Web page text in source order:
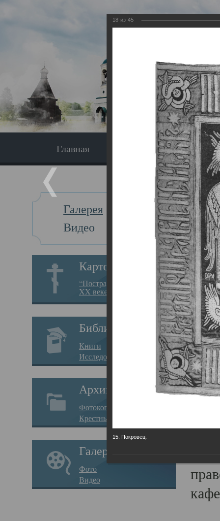
Главная Экскурсия
Галерея
Видео
Картотека
“Пострадавшие за веру в
XX веке на Севере”
Библиотека
Книги
Исследования
Архив
Фотокопии дел
Крестные ходы
Галерея
Фото
Видео
Главная
18 из 45
15. Покровец.